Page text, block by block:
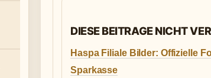
DIESE BEITRAGE NICHT
Haspa Filiale Bilder: Offizielle
Sparkasse